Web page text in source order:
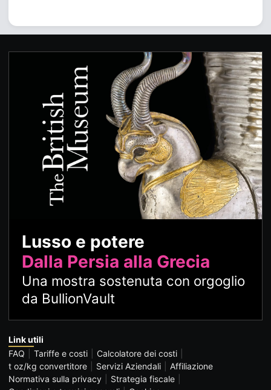
Lusso e potere
Dalla Persia alla Grecia
Una mostra sostenuta con orgoglio
da BullionVault
Link utili
FAQ
Tariffe e costi
Calcolatore dei costi
t oz/kg convertitore
Servizi Aziendali
Affiliazione
Normativa sulla privacy
Strategia fiscale